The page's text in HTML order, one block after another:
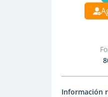
Información